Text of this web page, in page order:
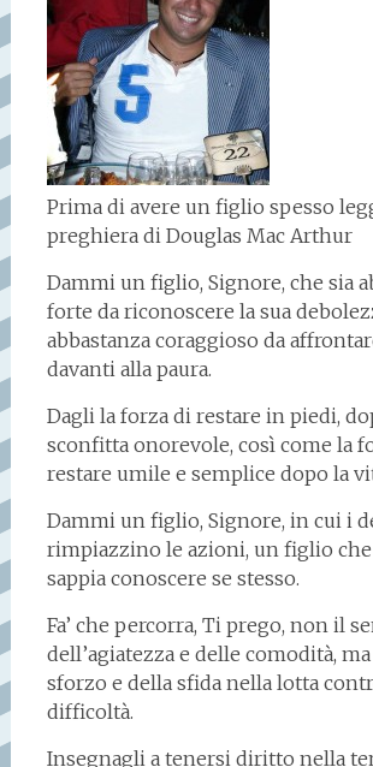
Prima di avere un figlio spesso
preghiera di Douglas Mac Arthur
Dammi un figlio, Signore, che sia
forte da riconoscere la sua
abbastanza coraggioso da
davanti alla paura.
Dagli la forza di restare in piedi,
sconfitta onorevole, così come la
restare umile e semplice dopo la
Dammi un figlio, Signore, in cui i
rimpiazzino le azioni, un figlio che
sappia conoscere se stesso.
Fa’ che percorra, Ti prego, non il
dell’agiatezza e delle comodità,
sforzo e della sfida nella lotta
difficoltà.
Insegnagli a tenersi diritto nella